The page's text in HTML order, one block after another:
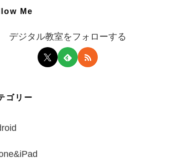
Me
デジタル教室をフォローする
ゴリー